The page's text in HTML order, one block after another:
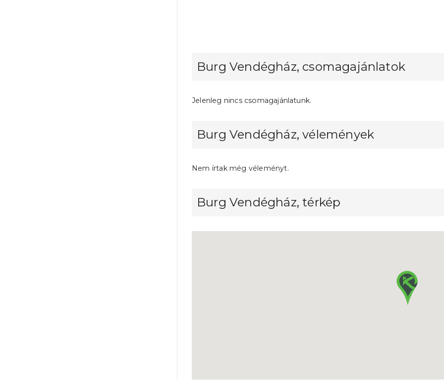
Burg Vendégház, csomagajánlatok
Jelenleg nincs csomagajánlatunk.
Burg Vendégház, vélemények
Nem írtak még véleményt.
Burg Vendégház, térkép